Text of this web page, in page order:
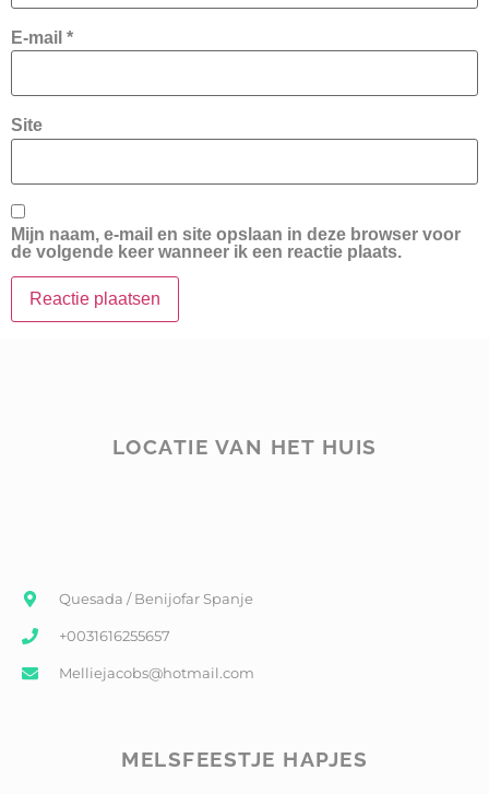
E-mail *
Site
Mijn naam, e-mail en site opslaan in deze browser voor
de volgende keer wanneer ik een reactie plaats.
LOCATIE VAN HET HUIS
Quesada / Benijofar Spanje
+0031616255657
Melliejacobs@hotmail.com
MELSFEESTJE HAPJES